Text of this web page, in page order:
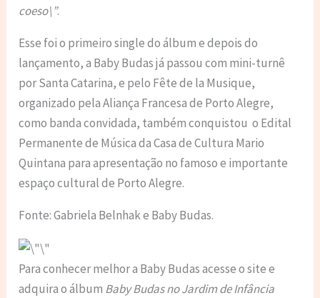
coeso\”.
Esse foi o primeiro single do álbum e depois do
lançamento, a Baby Budas já passou com mini-turnê
por Santa Catarina, e pelo Fête de la Musique,
organizado pela Aliança Francesa de Porto Alegre,
como banda convidada, também conquistou o Edital
Permanente de Música da Casa de Cultura Mario
Quintana para apresentação no famoso e importante
espaço cultural de Porto Alegre.
Fonte: Gabriela Belnhak e Baby Budas.
Para conhecer melhor a Baby Budas acesse o site e
adquira o álbum Baby Budas no Jardim de Infância